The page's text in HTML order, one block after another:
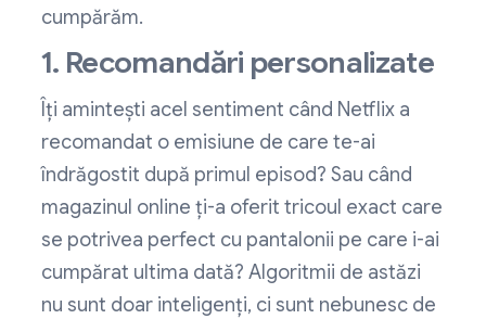
cumpărăm.
1. Recomandări personalizate
Îți amintești acel sentiment când Netflix a
recomandat o emisiune de care te-ai
îndrăgostit după primul episod? Sau când
magazinul online ți-a oferit tricoul exact care
se potrivea perfect cu pantalonii pe care i-ai
cumpărat ultima dată? Algoritmii de astăzi
nu sunt doar inteligenți, ci sunt nebunesc de